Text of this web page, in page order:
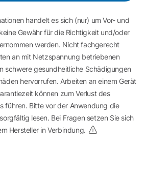
handelt es sich (nur) um Vor- und
Gewähr für die Richtigkeit und/oder
werden. Nicht fachgerecht
an mit Netzspannung betriebenen
schwere gesundheitliche Schädigungen
hervorrufen. Arbeiten an einem Gerät
können zum Verlust des
führen. Bitte vor der Anwendung die
lesen. Bei Fragen setzen Sie sich
Hersteller in Verbindung.